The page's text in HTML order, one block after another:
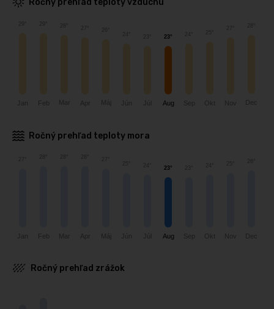
Jan Feb Mar Apr Máj Jún
23°
Aug Sep Okt Nov
Ročný prehľad teploty mora
Jan Feb Mar Apr Máj Jún
23°
Aug Sep Okt Nov Dec
Ročný prehľad zrážok